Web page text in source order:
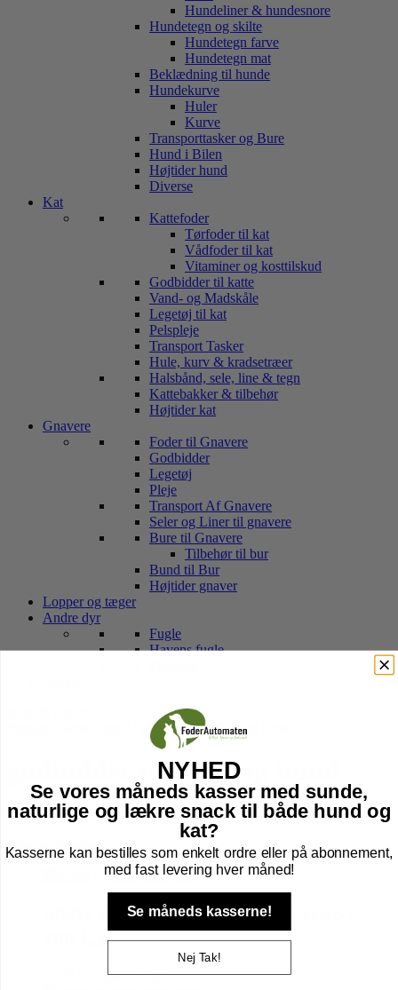
Hundeliner & hundesnore
Hundetegn og skilte
Hundetegn farve
Hundetegn mat
Beklædning til hunde
Hundekurve
Huler
Kurve
Transporttasker og Bure
Hund i Bilen
Højtider hund
Diverse
Kat
Kattefoder
Tørfoder til kat
Vådfoder til kat
Vitaminer og kosttilskud
Godbidder til katte
Vand- og Madskåle
Legetøj til kat
Pelspleje
Transport Tasker
Hule, kurv & kradsetræer
Halsbånd, sele, line & tegn
Kattebakker & tilbehør
Højtider kat
Gnavere
Foder til Gnavere
Godbidder
Legetøj
Pleje
Transport Af Gnavere
Seler og Liner til gnavere
Bure til Gnavere
Tilbehør til bur
Bund til Bur
Højtider gnaver
Lopper og tæger
Andre dyr
Fugle
Havens fugle
/ Varer tagged “godbidder til træning hund”
godbidder til træning hund
Viser 7 resultater
SNACK’IT SOFTIES MED HEST
200 GR
Tilføj til kurv
NYHED
Se vores måneds kasser med sunde,
naturlige og lækre snack til både hund og
kat?
Kasserne kan bestilles som enkelt ordre eller på abonnement,
med fast levering hver måned!
Se måneds kasserne!
Nej Tak!